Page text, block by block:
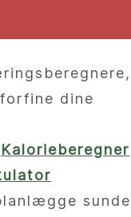
dine
Kalorieberegner
sunde